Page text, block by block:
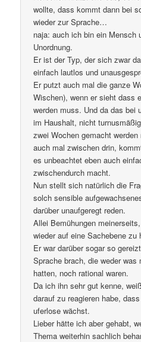
wollte, dass kommt dann bei
wieder zur Sprache…
naja: auch ich bin ein Mensch
Unordnung.
Er ist der Typ, der sich zwar
einfach lautlos und
Er putzt auch mal die ganze
Wischen), wenn er sieht dass
werden muss. Und da das bei
im Haushalt, nicht
zwei Wochen gemacht
auch mal zwischen drin,
es unbeachtet eben auch
zwischendurch macht.
Nun stellt sich natürlich die
solch sensible
darüber unaufgeregt reden.
Allei Bemühungen
wieder auf eine Sachebene
Er war darüber sogar so
Sprache brach, die weder
hatten, noch rational waren.
Da ich ihn sehr gut kenne,
darauf zu reagieren habe,
uferlose wächst.
Lieber hätte ich aber gehabt,
Thema weiterhin sachlich